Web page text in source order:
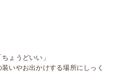
ょうどいい」
いやお出かけする場所にしっく